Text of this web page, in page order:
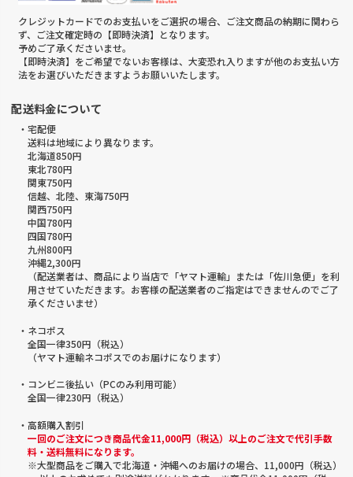
クレジットカードでのお支払いをご選択の場合、ご注文商品の納期に関わら
ず、ご注文確定時の【即時決済】となります。
予めご了承くださいませ。
【即時決済】をご希望でないお客様は、大変恐れ入りますが他のお支払い方
法をお選びいただきますようお願いいたします。
配送料金について
・宅配便
送料は地域により異なります。
北海道850円
東北780円
関東750円
信越、北陸、東海750円
関西750円
中国780円
四国780円
九州800円
沖縄2,300円
（配送業者は、商品により当店で「ヤマト運輸」または「佐川急便」を利
用させていただきます。お客様の配送業者のご指定はできませんのでご了
承くださいませ）
・ネコポス
全国一律350円（税込）
（ヤマト運輸ネコポスでのお届けになります）
・コンビニ後払い（PCのみ利用可能）
全国一律230円（税込）
・高額購入割引
一回のご注文につき商品代金11,000円（税込）以上のご注文で代引手数
料・送料無料になります。
※大型商品をご購入で北海道・沖縄へのお届けの場合、11,000円（税込）